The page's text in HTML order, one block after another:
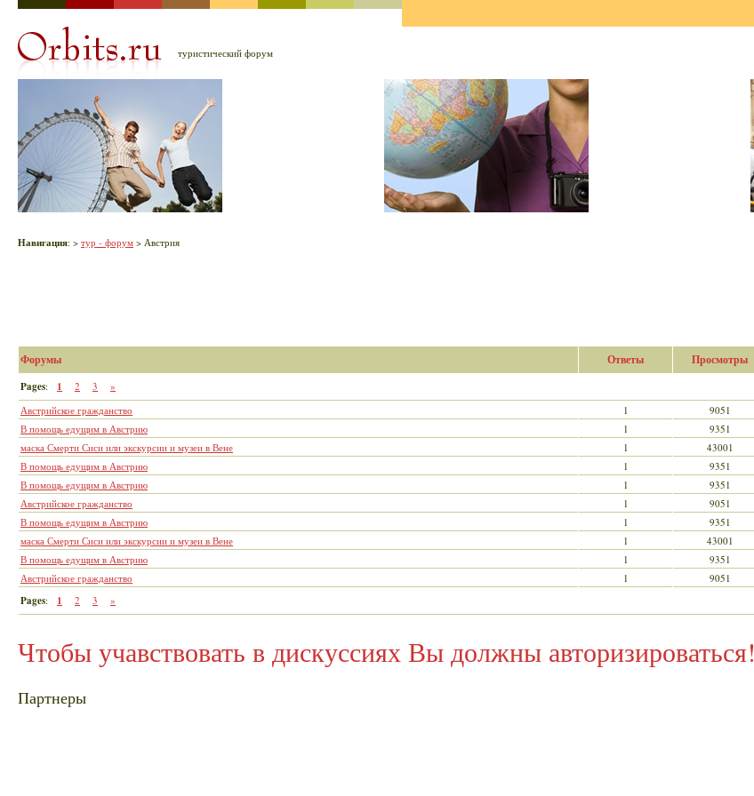
туристический форум
Навигация: > тур - форум > Австрия
Форумы Ответы Просмотры
Pages: 1 2 3
»
Австрийское гражданство
1 9051
В помощь едущим в Австрию
1 9351
маска Смерти Сиси или экскурсии и музеи в Вене
1 43001
В помощь едущим в Австрию
1 9351
В помощь едущим в Австрию
1 9351
Австрийское гражданство
1 9051
В помощь едущим в Австрию
1 9351
маска Смерти Сиси или экскурсии и музеи в Вене
1 43001
В помощь едущим в Австрию
1 9351
Австрийское гражданство
1 9051
Pages: 1 2 3 »
Чтобы учавствовать в дискуссиях Вы должны авторизироваться!
Партнеры